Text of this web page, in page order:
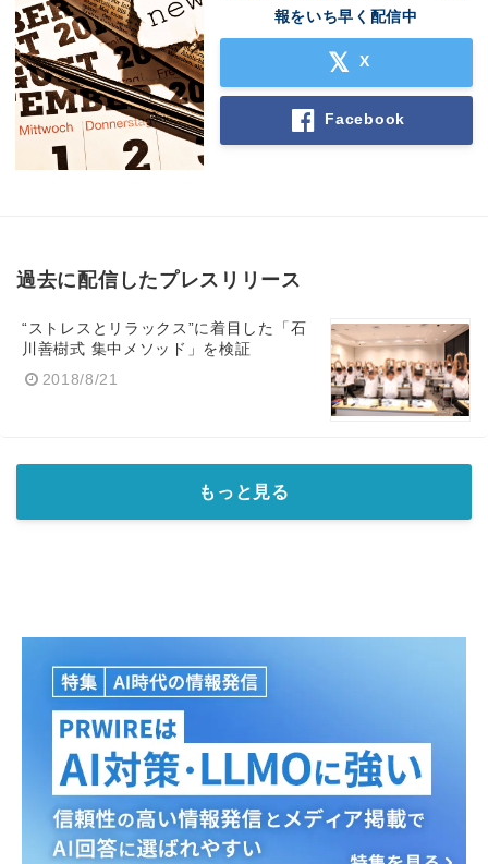
報をいち早く配信中
X
Facebook
過去に配信したプレスリリース
“ストレスとリラックス”に着目した「石
川善樹式 集中メソッド」を検証
2018/8/21
もっと見る